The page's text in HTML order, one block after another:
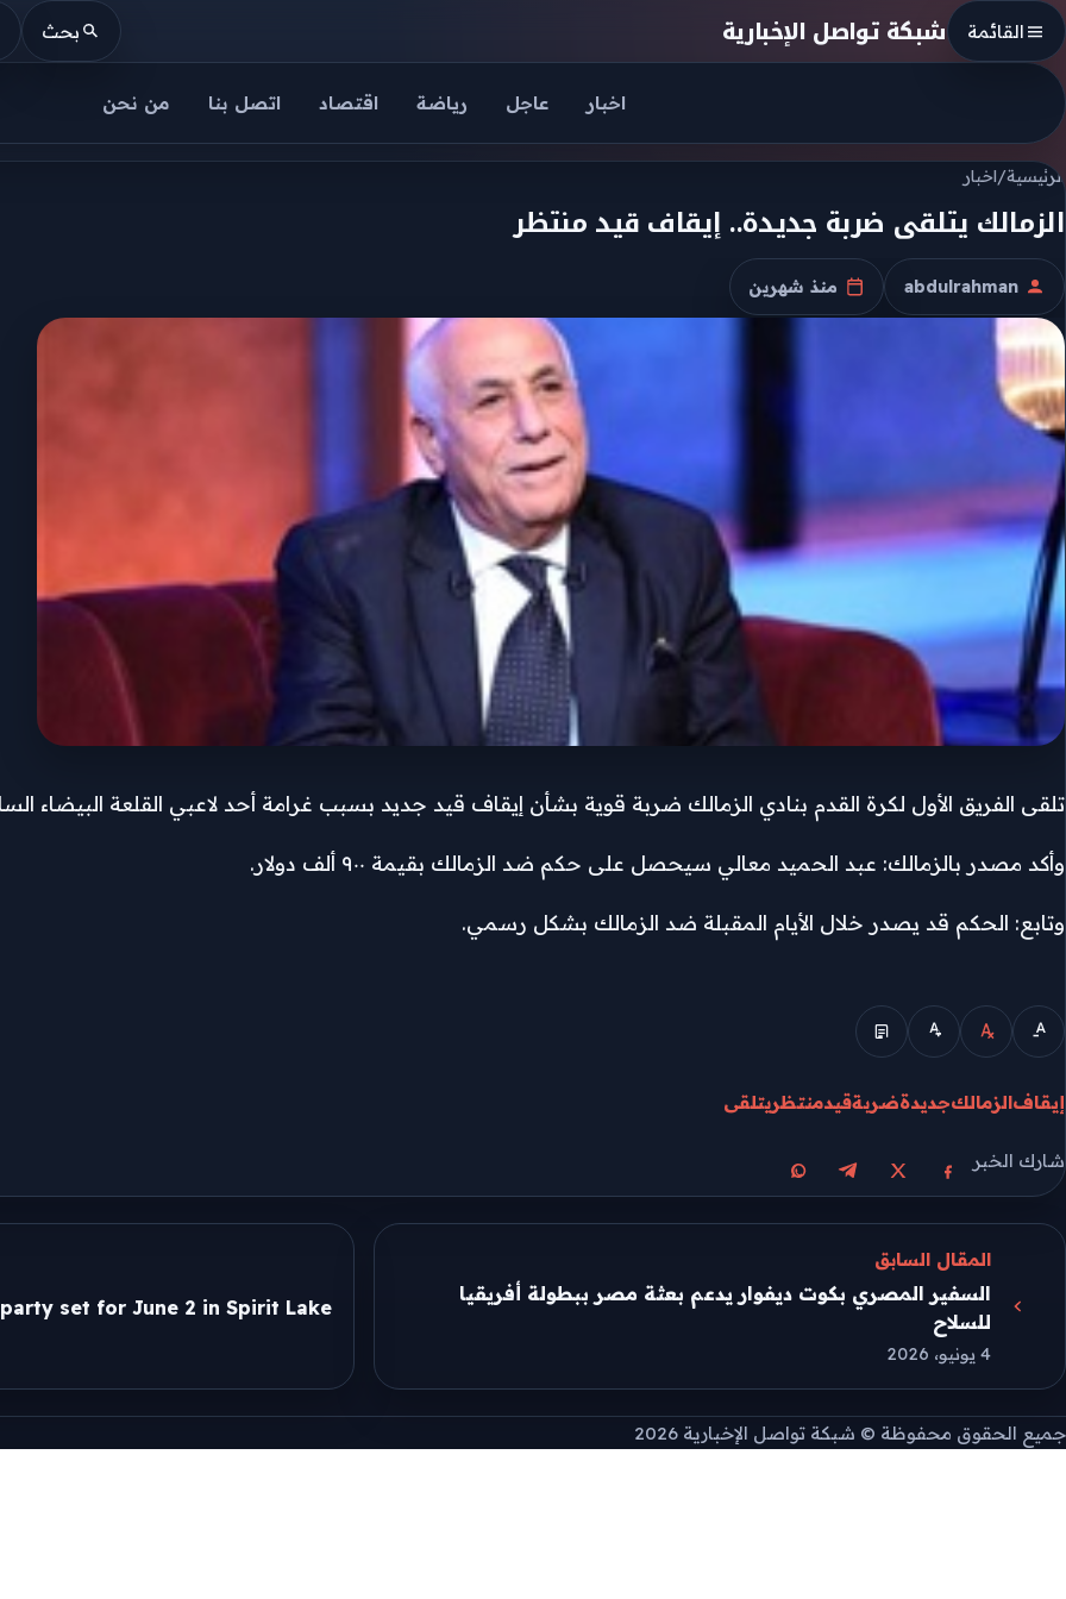
Skip to contentشبكة تواصل الإخبارية القائمة بحث
اخبار عاجل رياضة اقتصاد اتصل بنا من نحن
الرئيسية/اخبار
الزمالك يتلقى ضربة جديدة.. إيقاف قيد منتظر
الكاتب
abdulrahman
تاريخ النشر
منذ شهرين
تلقى الفريق الأول لكرة القدم بنادي الزمالك ضربة قوية بشأن إيقاف قيد جديد بسبب غرامة أحد لاعبي القلعة البيضاء
وأكد مصدر بالزمالك: عبد الحميد معالي سيحصل على حكم ضد الزمالك بقيمة ٩٠٠ ألف دولار.
وتابع: الحكم قد يصدر خلال الأيام المقبلة ضد الزمالك بشكل رسمي.
الوضع المبسط
إيقافالزمالكجديدةضربةقيدمنتظريتلقى
شارك الخبر
مشاركة على فيسبوك
مشاركة على Xمشاركة على تيليجرام
مشاركة على واتساب
المقال السابق
السفير المصري بكوت ديفوار يدعم بعثة مصر ببطولة أفريقيا
للسلاح
4 يونيو، 2026
set for June 2 in Spirit Lake
جميع الحقوق محفوظة © شبكة تواصل الإخبارية 2026